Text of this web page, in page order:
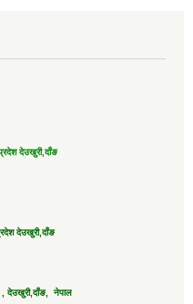
देउखुरी,दाँङ
देउखुरी,दाँङ
, देउखुरी,दाँङ, नेपाल